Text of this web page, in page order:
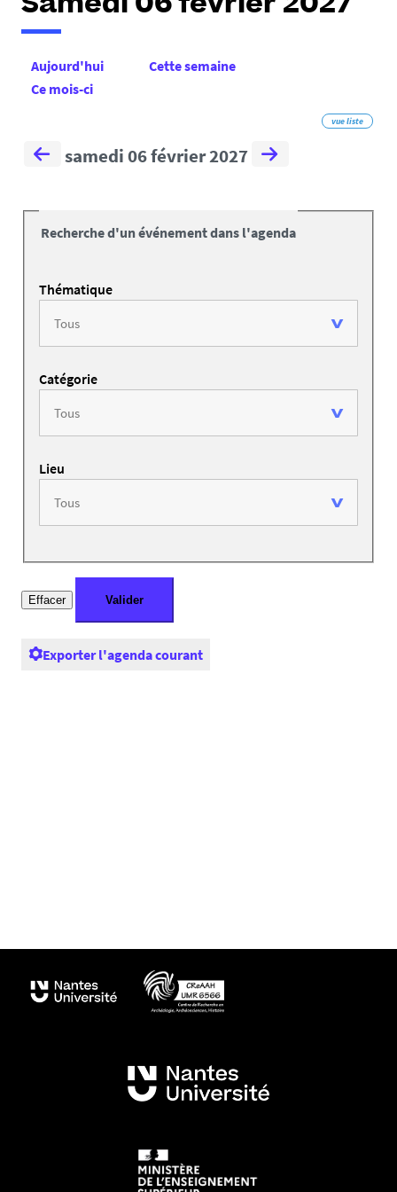
Samedi 06 février 2027
Aujourd'hui
Cette semaine
Ce mois-ci
vue liste
samedi 06 février 2027
Recherche d'un événement dans l'agenda
Thématique
Catégorie
Lieu
Exporter l'agenda courant